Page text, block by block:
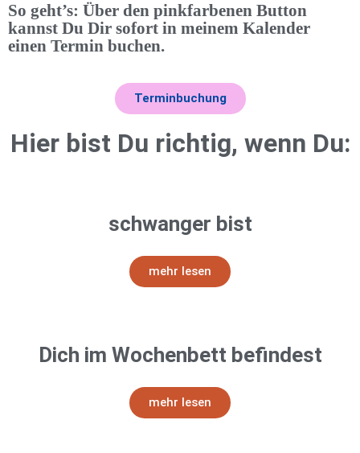
So geht’s: Über den pinkfarbenen Button
kannst Du Dir sofort in meinem Kalender
einen Termin buchen.
Terminbuchung
Hier bist Du richtig, wenn Du:
schwanger bist
mehr lesen
Dich im Wochenbett befindest
mehr lesen